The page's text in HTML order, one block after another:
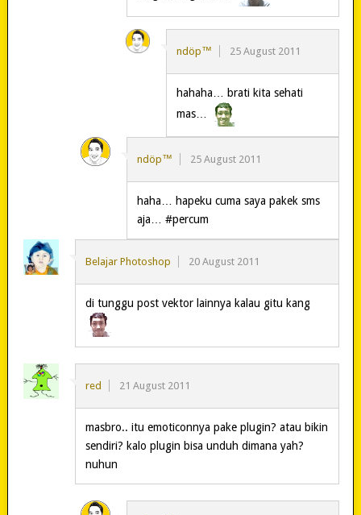
ndöp™ 25 August 2011
hahaha… brati kita sehati
mas…
ndöp™ 25 August 2011
haha… hapeku cuma saya pakek sms
aja… #percum
Belajar Photoshop 20 August 2011
di tunggu post vektor lainnya kalau gitu kang
red 21 August 2011
masbro.. itu emoticonnya pake plugin? atau bikin
sendiri? kalo plugin bisa unduh dimana yah?
nuhun